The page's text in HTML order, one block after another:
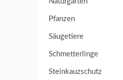
Pfanzen
Säugetiere
Schmetterlinge
Steinkauzschutz